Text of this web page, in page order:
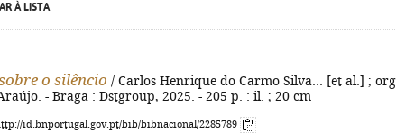
À LISTA
o silêncio / Carlos Henrique do Carmo Silva... [et al.] ;
- Braga : Dstgroup, 2025. - 205 p. : il. ; 20 cm
id.bnportugal.gov.pt/bib/bibnacional/2285789